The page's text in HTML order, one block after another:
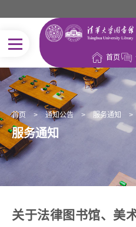
首页
首页 > 通知公告 > 服务通知 >
服务通知
关于法律图书馆、美